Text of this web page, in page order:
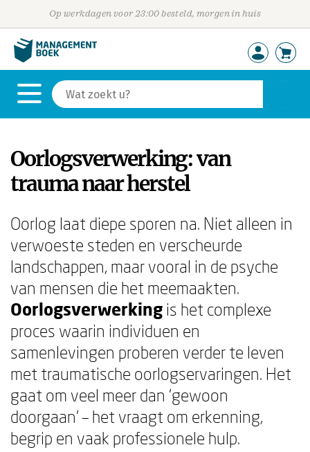
Op werkdagen voor 23:00 besteld, morgen in huis
Oorlogsverwerking: van
trauma naar herstel
Oorlog laat diepe sporen na. Niet alleen in
verwoeste steden en verscheurde
landschappen, maar vooral in de psyche
van mensen die het meemaakten.
Oorlogsverwerking is het complexe
proces waarin individuen en
samenlevingen proberen verder te leven
met traumatische oorlogservaringen. Het
gaat om veel meer dan 'gewoon
doorgaan' – het vraagt om erkenning,
begrip en vaak professionele hulp.